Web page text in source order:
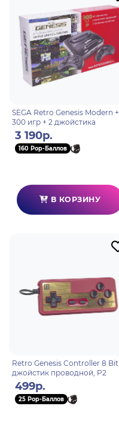
SEGA Retro Genesis Modern +
300 игр + 2 джойстика
3 190р.
160 Pop-Баллов
В КОРЗИНУ
Retro Genesis Controller 8 Bit
джойстик проводной, P2
499р.
25 Pop-Баллов